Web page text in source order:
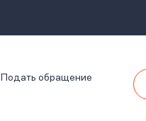
Подать обращение